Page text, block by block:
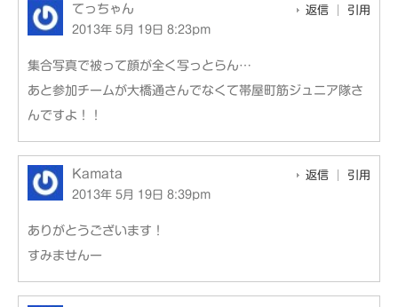
てっちゃん
2013年 5月 19日 8:23pm
返信 引用
集合写真で被って顔が全く写っとらん…
あと参加チームが大橋通さんでなくて帯屋町筋ジュニア隊さ
んですよ！！
Kamata
2013年 5月 19日 8:39pm
返信 引用
ありがとうございます！
すみませんー